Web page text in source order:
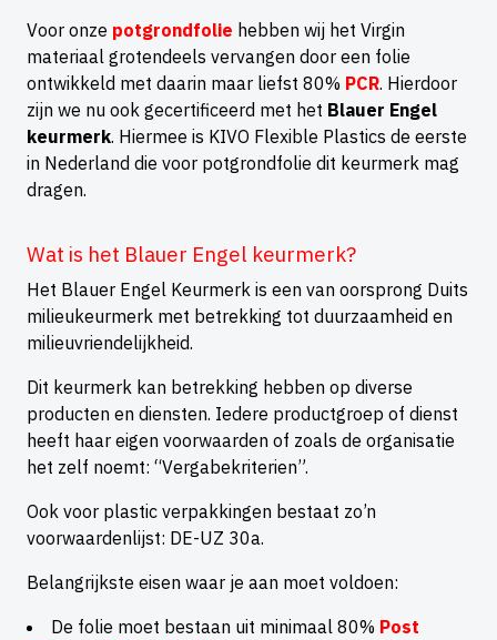
Voor onze potgrondfolie hebben wij het Virgin
materiaal grotendeels vervangen door een folie
ontwikkeld met daarin maar liefst 80% PCR. Hierdoor
zijn we nu ook gecertificeerd met het Blauer Engel
keurmerk. Hiermee is KIVO Flexible Plastics de eerste
in Nederland die voor potgrondfolie dit keurmerk mag
dragen.
Wat is het Blauer Engel keurmerk?
Het Blauer Engel Keurmerk is een van oorsprong Duits
milieukeurmerk met betrekking tot duurzaamheid en
milieuvriendelijkheid.
Dit keurmerk kan betrekking hebben op diverse
producten en diensten. Iedere productgroep of dienst
heeft haar eigen voorwaarden of zoals de organisatie
het zelf noemt: “Vergabekriterien”.
Ook voor plastic verpakkingen bestaat zo’n
voorwaardenlijst: DE-UZ 30a.
Belangrijkste eisen waar je aan moet voldoen:
De folie moet bestaan uit minimaal 80% Post